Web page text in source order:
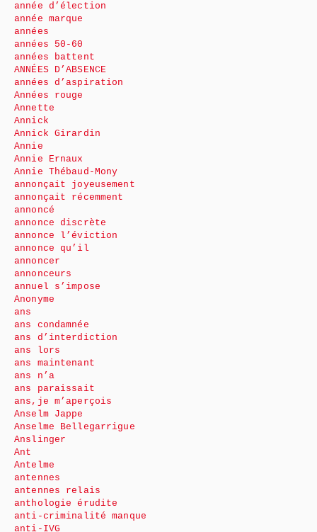
année d’élection
année marque
années
années 50-60
années battent
ANNÉES D’ABSENCE
années d’aspiration
Années rouge
Annette
Annick
Annick Girardin
Annie
Annie Ernaux
Annie Thébaud-Mony
annonçait joyeusement
annonçait récemment
annoncé
annonce discrète
annonce l’éviction
annonce qu’il
annoncer
annonceurs
annuel s’impose
Anonyme
ans
ans condamnée
ans d’interdiction
ans lors
ans maintenant
ans n’a
ans paraissait
ans,je m’aperçois
Anselm Jappe
Anselme Bellegarrigue
Anslinger
Ant
Antelme
antennes
antennes relais
anthologie érudite
anti-criminalité manque
anti-IVG